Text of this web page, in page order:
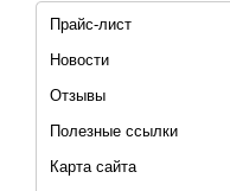
Прайс-лист
Новости
Отзывы
Полезные ссылки
Карта сайта